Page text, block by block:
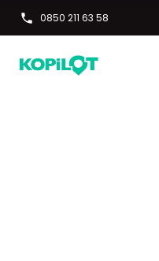
0850 211 63 58